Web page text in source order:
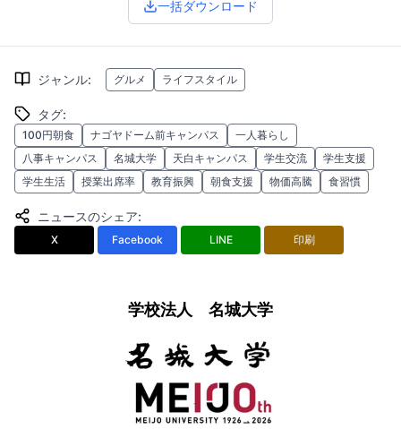
一括ダウンロード
ジャンル: グルメ ライフスタイル
タグ:
100円朝食 ナゴヤドーム前キャンパス
一人暮らし
八事キャンパス
名城大学 天白キャンパス 学生交流
学生支援
学生生活
授業出席率 教育振興 朝食支援 物価高騰 食習慣
ニュースのシェア:
X Facebook LINE 印刷
学校法人 名城大学